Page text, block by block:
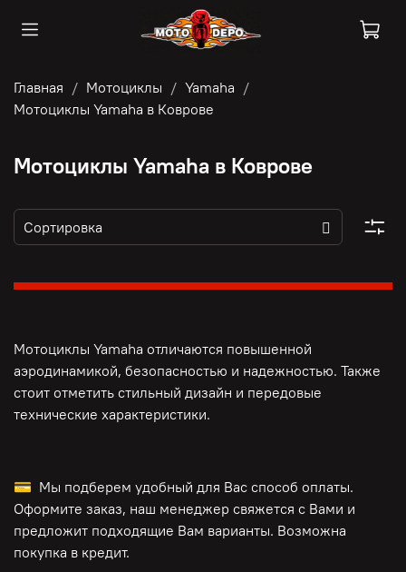
Главная Мотоциклы
Yamaha
Мотоциклы Yamaha в Коврове
Мотоциклы Yamaha в Коврове
Мотоциклы Yamaha отличаются повышенной
аэродинамикой, безопасностью и надежностью. Также
стоит отметить стильный дизайн и передовые
технические характеристики.
💳 Мы подберем удобный для Вас способ оплаты.
Оформите заказ, наш менеджер свяжется с Вами и
предложит подходящие Вам варианты. Возможна
покупка в кредит.